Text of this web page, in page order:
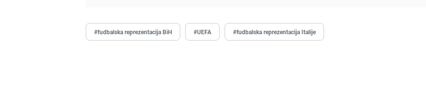
#fudbalska reprezentacija BiH #UEFA #fudbalska reprezentacija Italije